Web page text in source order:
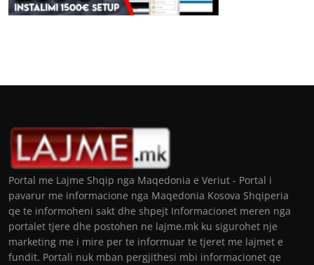
Portal me Lajme Shqip nga Maqedonia e Veriut - Portal i
pavarur me informacione nga Maqedonia Kosova Shqiperia
qe te informoheni sakt dhe shpejt Informacionet meren nga
portalet tjere dhe postohen ne lajme.mk ku sigurohet nje
marketing me i mire per te informuar te tjeret me lajmet e
fundit. Portali nuk mban pergjithesi mbi informacionet qe